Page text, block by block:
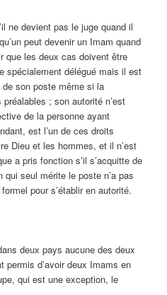
ne devient pas le juge quand il
peut devenir un Imam quand
que les deux cas doivent être
spécialement délégué mais il est
son poste même si la
; son autorité n’est
de la personne ayant
est l’un de ces droits
Dieu et les hommes, et il n’est
a pris fonction s’il s’acquitte de
seul mérite le poste n’a pas
pour s’établir en autorité.
deux pays aucune des deux
permis d’avoir deux Imams en
qui est une exception, le